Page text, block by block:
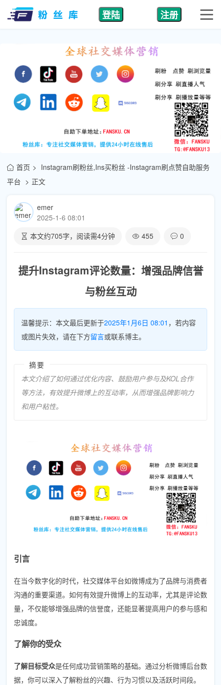
登陆 注册
首页
Instagram刷粉丝,Ins买粉丝 -Instagram刷点赞自助服务
平台
正文
emer
2025-1-6 08:01
本文约705字，阅读需4分钟 455 0
提升Instagram评论数量：增强品牌信誉
与粉丝互动
温馨提示：本文最后更新于2025年1月6日 08:01 ，若内容
或图片失效，请在下方留言或联系博主。
摘要
本文介绍了如何通过优化内容、鼓励用户参与及KOL合作
等方法，有效提升微博上的互动率，从而增强品牌影响力
和用户粘性。
引言
在当今数字化的时代，社交媒体平台如微博成为了品牌与消费者
沟通的重要渠道。如何有效提升微博上的互动率，尤其是评论数
量，不仅能够增强品牌的信誉度，还能显著提高用户的参与感和
忠诚度。
了解你的受众
了解目标受众是任何成功营销策略的基础。通过分析微博后台数
据，你可以深入了解粉丝的兴趣、行为习惯以及活跃时间段。